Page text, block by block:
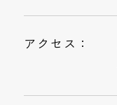
アクセス：